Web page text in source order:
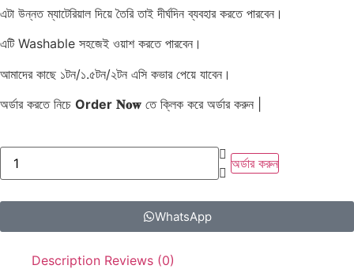
এটা উন্নত ম্যাটেরিয়াল দিয়ে তৈরি তাই দীর্ঘদিন ব্যবহার করতে পারবেন।
এটি Washable সহজেই ওয়াশ করতে পারবেন।
আমাদের কাছে ১টন/১.৫টন/২টন এসি কভার পেয়ে যাবেন।
অর্ডার করতে নিচে Order 𝐍𝐨𝐰 তে ক্লিক করে অর্ডার করুন |
অর্ডার করুন
WhatsApp
Description Reviews (0)